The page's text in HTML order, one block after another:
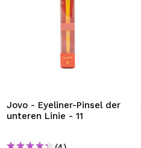
Jovo - Eyeliner-Pinsel der
unteren Linie - 11